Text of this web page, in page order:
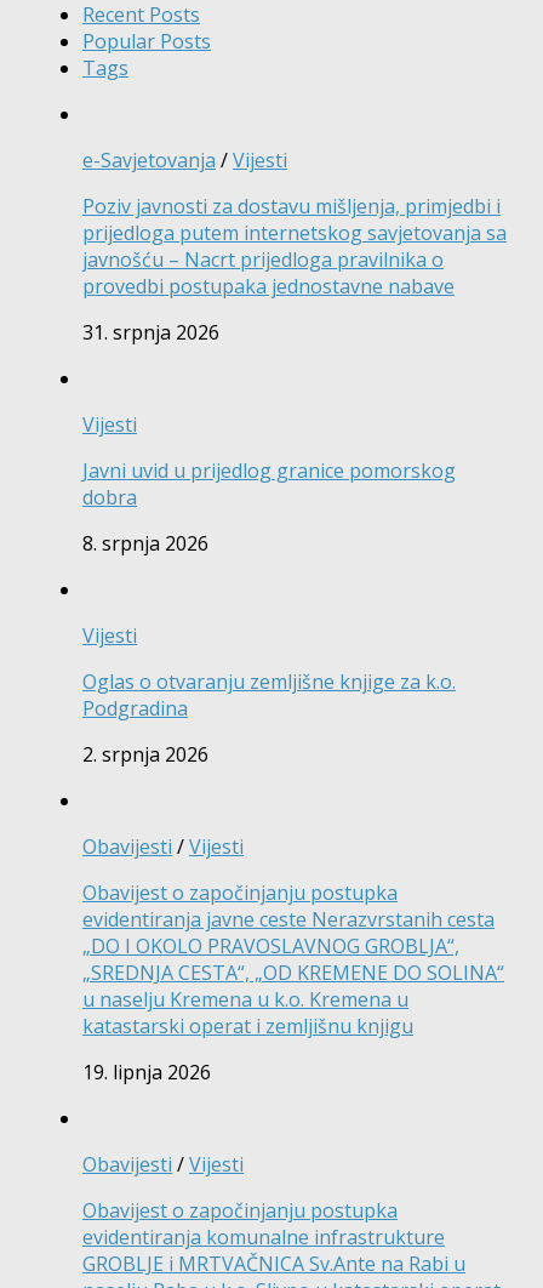
Recent Posts
Popular Posts
Tags
e-Savjetovanja /Vijesti
Poziv javnosti za dostavu mišljenja, primjedbi i
prijedloga putem internetskog savjetovanja sa
javnošću – Nacrt prijedloga pravilnika o
provedbi postupaka jednostavne nabave
31. srpnja 2026
Vijesti
Javni uvid u prijedlog granice pomorskog
dobra
8. srpnja 2026
Vijesti
Oglas o otvaranju zemljišne knjige za k.o.
Podgradina
2. srpnja 2026
Obavijesti /Vijesti
Obavijest o započinjanju postupka
evidentiranja javne ceste Nerazvrstanih cesta
„DO I OKOLO PRAVOSLAVNOG GROBLJA“,
„SREDNJA CESTA“, „OD KREMENE DO SOLINA“
u naselju Kremena u k.o. Kremena u
katastarski operat i zemljišnu knjigu
19. lipnja 2026
Obavijesti /Vijesti
Obavijest o započinjanju postupka
evidentiranja komunalne infrastrukture
GROBLJE i MRTVAČNICA Sv.Ante na Rabi u